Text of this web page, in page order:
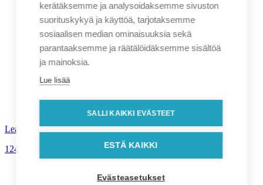
Leatherman Free P2
124,60
kerätäksemme ja analysoidaksemme sivuston
suorituskykyä ja käyttöä, tarjotaksemme
sosiaalisen median ominaisuuksia sekä
parantaaksemme ja räätälöidäksemme sisältöä
ja mainoksia.
Lue lisää
SALLI KAIKKI EVÄSTEET
ESTÄ KAIKKI
Evästeasetukset